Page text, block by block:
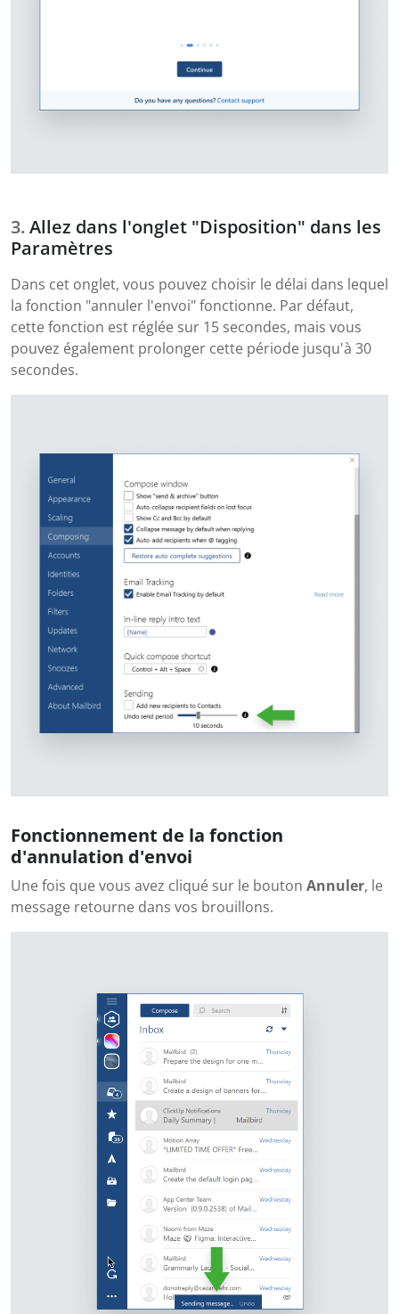
Allez dans l'onglet "Disposition" dans les
Paramètres
Dans cet onglet, vous pouvez choisir le délai dans lequel
la fonction "annuler l'envoi" fonctionne. Par défaut,
cette fonction est réglée sur 15 secondes, mais vous
pouvez également prolonger cette période jusqu'à 30
secondes.
Fonctionnement de la fonction
d'annulation d'envoi
Une fois que vous avez cliqué sur le bouton Annuler, le
message retourne dans vos brouillons.